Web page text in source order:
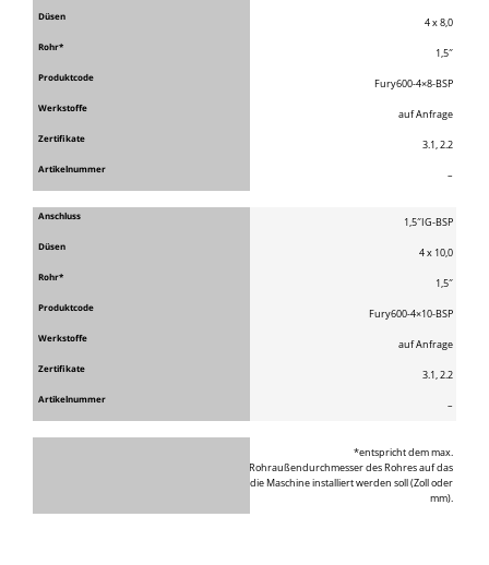
*entspricht dem max.
Rohraußendurchmesser des Rohres auf das
die Maschine installiert werden soll (Zoll oder
mm).
4 x 8,0
1,5″
Fury600-4×8-BSP
auf Anfrage
3.1, 2.2
–
1,5″IG-BSP
4 x 10,0
1,5″
Fury600-4×10-BSP
auf Anfrage
3.1, 2.2
–